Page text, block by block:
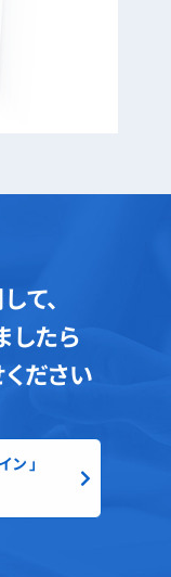
て、
したら
ださい
ン」